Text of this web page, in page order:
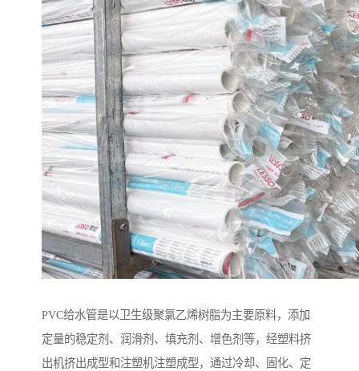
PVC给水管是以卫生级聚氯乙烯树脂为主要原料，添加
定量的稳定剂、润滑剂、填充剂、增色剂等，经塑料挤
出机挤出成型和注塑机注塑成型，通过冷却、固化、定